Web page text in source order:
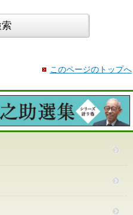
このページのトップへ